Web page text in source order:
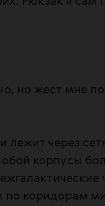
но жест мне
лежит через
корпусы
коридорам